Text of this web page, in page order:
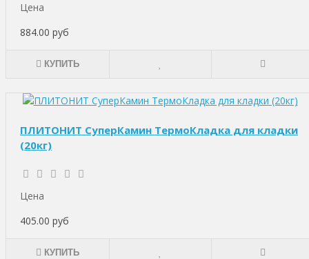
Цена
884.00 руб
КУПИТЬ
ПЛИТОНИТ СуперКамин ТермоКладка для кладки
(20кг)
Цена
405.00 руб
КУПИТЬ